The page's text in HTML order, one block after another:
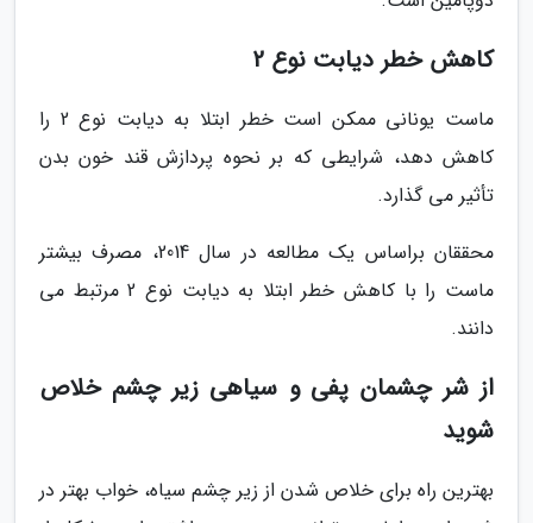
کاهش خطر دیابت نوع 2
ماست یونانی ممکن است خطر ابتلا به دیابت نوع 2 را
کاهش دهد، شرایطی که بر نحوه پردازش قند خون بدن
تأثیر می گذارد.
محققان براساس یک مطالعه در سال 2014، مصرف بیشتر
ماست را با کاهش خطر ابتلا به دیابت نوع 2 مرتبط می
دانند.
از شر چشمان پفی و سیاهی زیر چشم خلاص
شوید
بهترین راه برای خلاص شدن از زیر چشم سیاه، خواب بهتر در